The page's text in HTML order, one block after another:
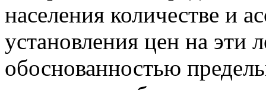
населения количестве и
установления цен на эти
обоснованностью